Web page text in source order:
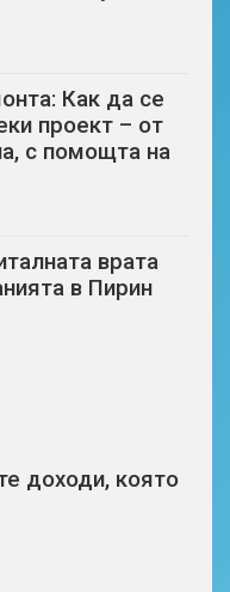
Как да се
проект – от
с помощта на
врата
в Пирин
доходи, която